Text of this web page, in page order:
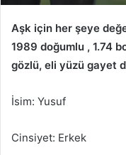
Aşk için her şeye
1989 doğumlu , 1.74
gözlü, eli yüzü gayet
İsim: Yusuf
Cinsiyet: Erkek